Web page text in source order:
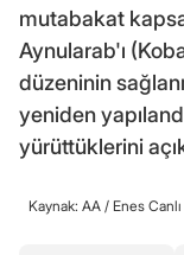
mutabakat
Aynularab'ı
düzeninin
yeniden
yürüttüklerini
Kaynak: AA / Enes Canlı